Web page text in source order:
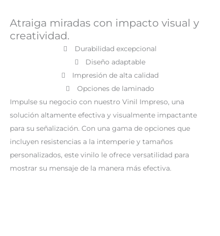
Atraiga miradas con impacto visual y
creatividad.
Durabilidad excepcional
Diseño adaptable
Impresión de alta calidad
Opciones de laminado
Impulse su negocio con nuestro Vinil Impreso, una
solución altamente efectiva y visualmente impactante
para su señalización. Con una gama de opciones que
incluyen resistencias a la intemperie y tamaños
personalizados, este vinilo le ofrece versatilidad para
mostrar su mensaje de la manera más efectiva.